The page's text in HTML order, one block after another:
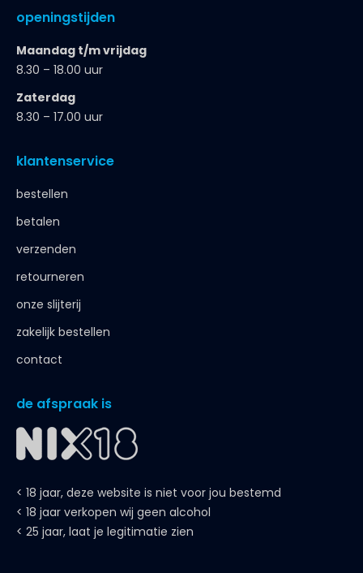
openingstijden
Maandag t/m vrijdag
8.30 – 18.00 uur
Zaterdag
8.30 – 17.00 uur
klantenservice
bestellen
betalen
verzenden
retourneren
onze slijterij
zakelijk bestellen
contact
de afspraak is
< 18 jaar, deze website is niet voor jou bestemd
< 18 jaar verkopen wij geen alcohol
< 25 jaar, laat je legitimatie zien